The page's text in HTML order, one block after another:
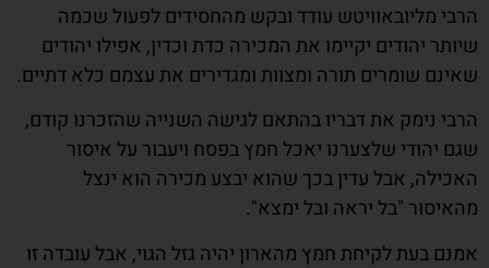
הרבי מליובאוויטש עודד ובקש מהחסידים לפעול שכמה
שיותר יהודים יקיימו את המכירה כדת וכדין, אפילו יהודים
שאינם שומרים תורה ומצוות ומגדירים את עצמם כלא דתיים.
הרבי נימק את דבריו בהתאם לגישה השנייה שהזכרנו קודם,
שגם יהודי שלצערנו יאכל חמץ בפסח ויעבור על איסור
האכילה, אבל עדין בכך שהוא יבצע מכירה הוא ינצל
מהאיסור "בל יראה ובל ימצא".
אמנם בעת לקיחת חמץ מהארון יהיה גזל הגוי, אבל עובדה זו